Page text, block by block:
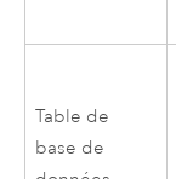
Table de
base de